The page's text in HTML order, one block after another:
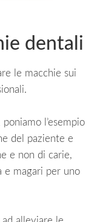
dentali
le macchie sui
l’esempio
del paziente e
e non di carie,
e magari per uno